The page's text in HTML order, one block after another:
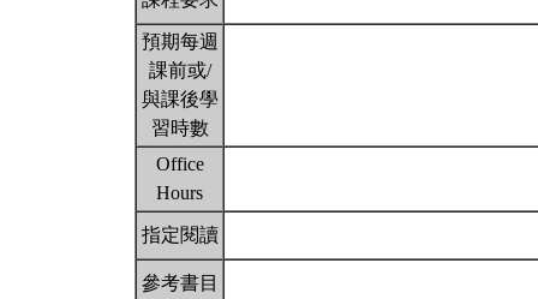
預期每週
課前或/
與課後學
習時數
Office
Hours
指定閱讀
參考書目